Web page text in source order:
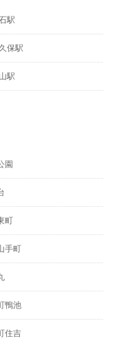
駅
保駅
駅
園
町
手町
鴨池
住吉